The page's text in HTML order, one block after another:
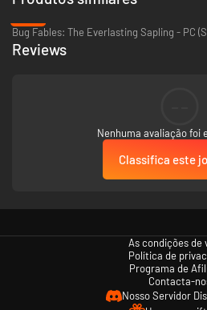
Esqueite
Reviews
Nenhuma avaliação foi
Classifica este
As condições de
Política de
Programa de
Contacta-
Nosso Servidor